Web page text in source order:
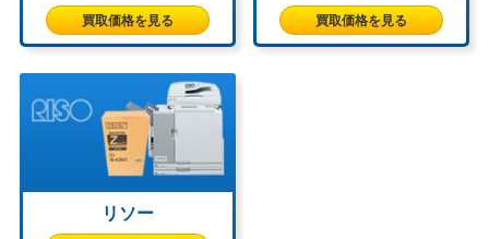
買取価格を見る 買取価格を見る
リソー